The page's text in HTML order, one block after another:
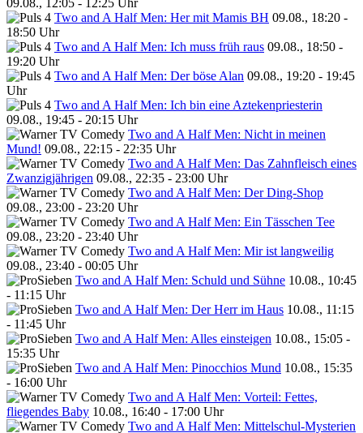
Two and A Half Men: Her mit Mamis BH 09.08., 18:20 -
18:50 Uhr
Two and A Half Men: Ich muss früh raus 09.08., 18:50 -
19:20 Uhr
Two and A Half Men: Der böse Alan 09.08., 19:20 - 19:45
Uhr
Two and A Half Men: Ich bin eine Aztekenpriesterin
09.08., 19:45 - 20:15 Uhr
Two and A Half Men: Nicht in meinen
Mund! 09.08., 22:15 - 22:35 Uhr
Two and A Half Men: Das Zahnfleisch eines
Zwanzigjährigen 09.08., 22:35 - 23:00 Uhr
Two and A Half Men: Der Ding-Shop
09.08., 23:00 - 23:20 Uhr
Two and A Half Men: Ein Tässchen Tee
09.08., 23:20 - 23:40 Uhr
Two and A Half Men: Mir ist langweilig
09.08., 23:40 - 00:05 Uhr
Two and A Half Men: Schuld und Sühne 10.08., 10:45
- 11:15 Uhr
Two and A Half Men: Der Herr im Haus 10.08., 11:15
- 11:45 Uhr
Two and A Half Men: Alles einsteigen 10.08., 15:05 -
15:35 Uhr
Two and A Half Men: Pinocchios Mund 10.08., 15:35
- 16:00 Uhr
Two and A Half Men: Vorteil: Fettes,
fliegendes Baby 10.08., 16:40 - 17:00 Uhr
Two and A Half Men: Mittelschul-Mysterien